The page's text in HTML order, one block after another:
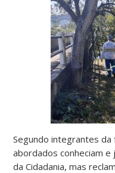
Segundo integrantes
abordados conheciam
da Cidadania, mas